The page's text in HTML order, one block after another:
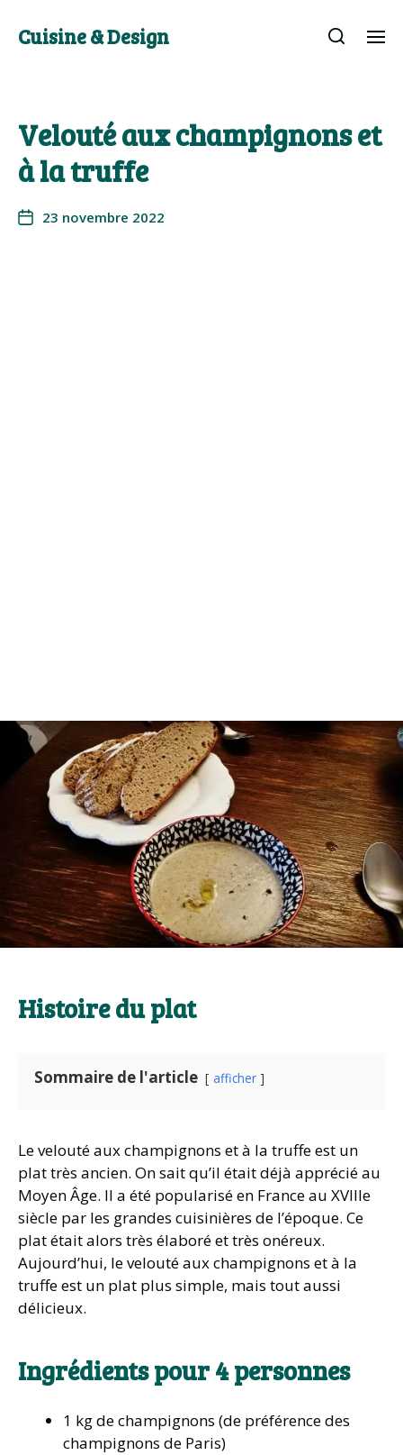
Cuisine & Design
Velouté aux champignons et
à la truffe
23 novembre 2022
Histoire du plat
Sommaire de l'article afficher
Le velouté aux champignons et à la truffe est un
plat très ancien. On sait qu’il était déjà apprécié au
Moyen Âge. Il a été popularisé en France au XVIIIe
siècle par les grandes cuisinières de l’époque. Ce
plat était alors très élaboré et très onéreux.
Aujourd’hui, le velouté aux champignons et à la
truffe est un plat plus simple, mais tout aussi
délicieux.
Ingrédients pour 4 personnes
1 kg de champignons (de préférence des
champignons de Paris)